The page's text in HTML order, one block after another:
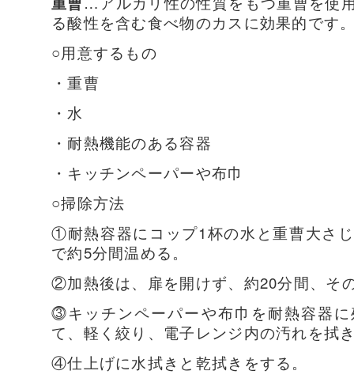
る酸性を含む食べ物のカスに効果的です
○用意するもの
・重曹
・水
・耐熱機能のある容器
・キッチンペーパーや布巾
○掃除方法
①耐熱容器にコップ1杯の水と重曹大さ
で約5分間温める。
②加熱後は、扉を開けず、約20分間、そ
⓷キッチンペーパーや布巾を耐熱容器
て、軽く絞り、電子レンジ内の汚れを拭
④仕上げに水拭きと乾拭きをする。